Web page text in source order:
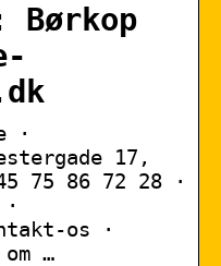
Børkop
·
17,
75 86 72 28 ·
os ·
…